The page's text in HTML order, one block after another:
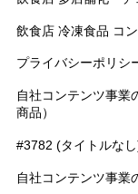
飲食店 冷凍食品 コ
プライバシーポリシ
自社コンテンツ事業
商品）
#3782 (タイトルな
自社コンテンツ事業